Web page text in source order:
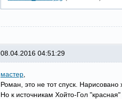
08.04.2016 04:51:29
мастер,
Роман, это не тот спуск.
Но к источникам Хойто-Гол